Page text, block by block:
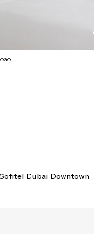
Dubai Downtown